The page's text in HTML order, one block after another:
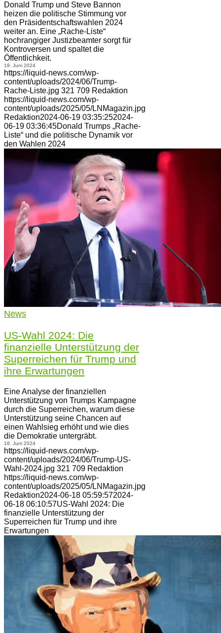
Donald Trump und Steve Bannon
heizen die politische Stimmung vor
den Präsidentschaftswahlen 2024
weiter an. Eine „Rache-Liste“
hochrangiger Justizbeamter sorgt für
Kontroversen und spaltet die
Öffentlichkeit.
19. Juni 2024
https://liquid-news.com/wp-
content/uploads/2024/06/Trump-
Rache-Liste.jpg 321 709 Redaktion
https://liquid-news.com/wp-
content/uploads/2025/05/LNMagazin.jpg
Redaktion2024-06-19 03:35:252024-
06-19 03:36:45Donald Trumps „Rache-
Liste“ und die politische Dynamik vor
den Wahlen 2024
News
US-Wahl 2024: Die
finanzielle Unterstützung der
Superreichen für Trump und
ihre Erwartungen
Eine Analyse der finanziellen
Unterstützung von Trumps Kampagne
durch die Superreichen, warum diese
Unterstützung seine Chancen auf
einen Wahlsieg erhöht und wie dies
die Demokratie untergräbt.
18. Juni 2024
https://liquid-news.com/wp-
content/uploads/2024/06/Trump-US-
Wahl-2024.jpg 321 709 Redaktion
https://liquid-news.com/wp-
content/uploads/2025/05/LNMagazin.jpg
Redaktion2024-06-18 05:59:572024-
06-18 06:10:57US-Wahl 2024: Die
finanzielle Unterstützung der
Superreichen für Trump und ihre
Erwartungen